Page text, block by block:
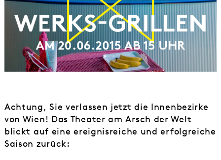
Achtung, Sie verlassen jetzt die Innenbezirke
von Wien! Das Theater am Arsch der Welt
blickt auf eine ereignisreiche und erfolgreiche
Saison zurück: